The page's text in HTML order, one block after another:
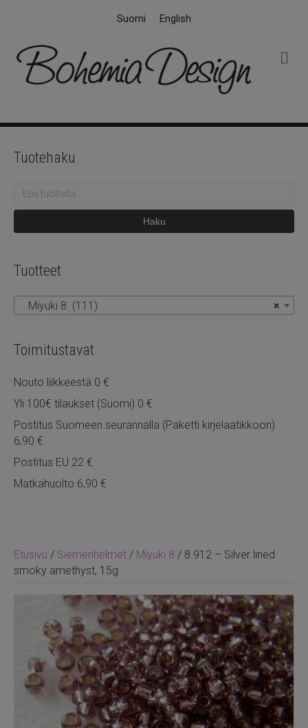
Suomi English
k
Etusivu / Siemenhelmet / Miyuki 8 / 8.912 – Silver lined
smoky amethyst, 15g
Tuotehaku
Etsi:
Haku
Tuotteet
×
Miyuki 8 (111)
Toimitustavat
Nouto liikkeestä 0 €
Yli 100€ tilaukset (Suomi) 0 €
Postitus Suomeen seurannalla (Paketti kirjelaatikkoon)
6,90 €
Postitus EU 22 €
Matkahuolto 6,90 €